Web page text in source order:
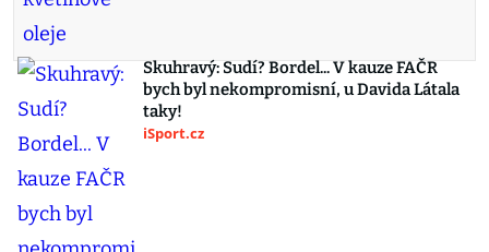
Skuhravý: Sudí? Bordel... V kauze FAČR
bych byl nekompromisní, u Davida Látala
taky!
iSport.cz